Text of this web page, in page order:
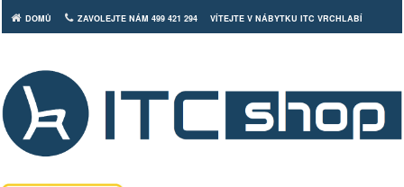
DOMŮ ZAVOLEJTE NÁM 499 421 294 VÍTEJTE V NÁBYTKU ITC VRCHLABÍ